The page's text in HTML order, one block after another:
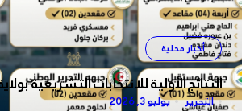
أخبار محلية
النتائج الأولية للانتخابات التشريعية
التحرير يوليو 3, 2026